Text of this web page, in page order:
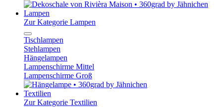
Lampen
Zur Kategorie Lampen
Tischlampen
Stehlampen
Hängelampen
Lampenschirme Mittel
Lampenschirme Groß
Textilien
Zur Kategorie Textilien